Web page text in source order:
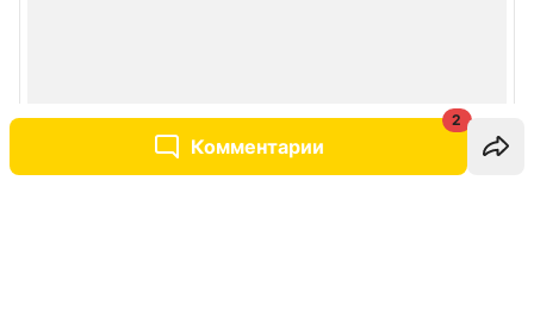
Комментарии
2